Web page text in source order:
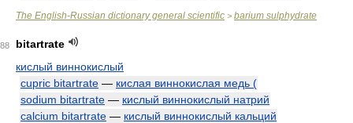
The English-Russian dictionary general scientific > barium sulphydrate
88
bitartrate
кислый виннокислый
cupric bitartrate — кислая виннокислая медь (
sodium bitartrate — кислый виннокислый натрий
calcium bitartrate — кислый виннокислый кальций